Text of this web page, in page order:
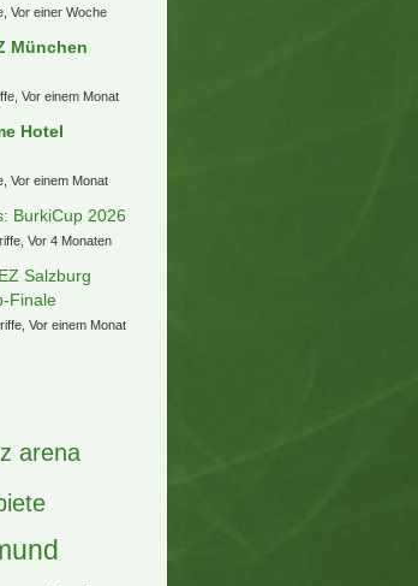
Vor einer Woche
München
Vor einem Monat
Hotel
Vor einem Monat
BurkiCup 2026
Vor 4 Monaten
Salzburg
Finale
Vor einem Monat
arena